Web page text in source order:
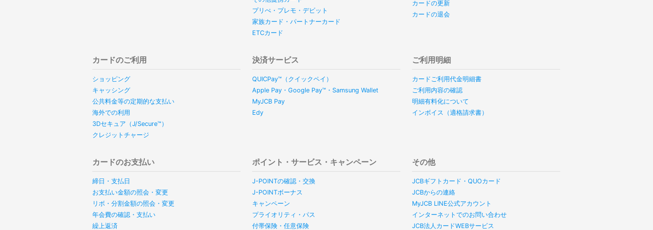
プリぺ・プレモ・デビット
家族カード・パートナーカード
ETCカード
カードの更新
カードの退会
カードのご利用
ショッピング
キャッシング
公共料金等の定期的な支払い
海外での利用
3Dセキュア（J/Secure™）
クレジットチャージ
決済サービス
QUICPay™（クイックペイ）
Apple Pay・Google Pay™・Samsung Wallet
MyJCB Pay
Edy
ご利用明細
カードご利用代金明細書
ご利用内容の確認
明細有料化について
インボイス（適格請求書）
カードのお支払い
締日・支払日
お支払い金額の照会・変更
リボ・分割金額の照会・変更
年会費の確認・支払い
繰上返済
ポイント・サービス・キャンペーン
J-POINTの確認・交換
J-POINTボーナス
キャンペーン
プライオリティ・パス
付帯保険・任意保険
その他
JCBギフトカード・QUOカード
JCBからの連絡
MyJCB LINE公式アカウント
インターネットでのお問い合わせ
JCB法人カードWEBサービス